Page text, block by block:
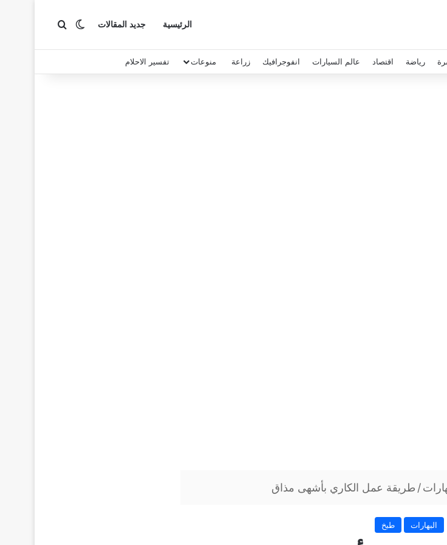
الرئيسية جديد المقالات الوضع المظلم
بحث عن
رياضة اقتصاد عالم السيارات انفوجرافيك زراعة منوعات تفسير الاحلام
/ طريقة عمل الكاري بأشهى مذاق
البهارات طبخ